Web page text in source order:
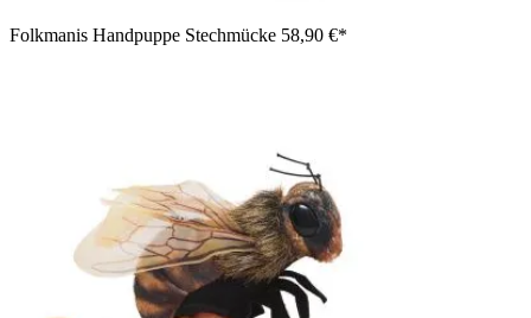
Folkmanis Handpuppe Stechmücke 58,90 €*